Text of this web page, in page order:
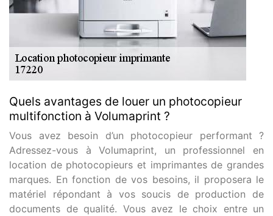
Quels avantages de louer un photocopieur
multifonction à Volumaprint ?
Vous avez besoin d’un photocopieur performant ?
Adressez-vous à Volumaprint, un professionnel en
location de photocopieurs et imprimantes de grandes
marques. En fonction de vos besoins, il proposera le
matériel répondant à vos soucis de production de
documents de qualité. Vous avez le choix entre un